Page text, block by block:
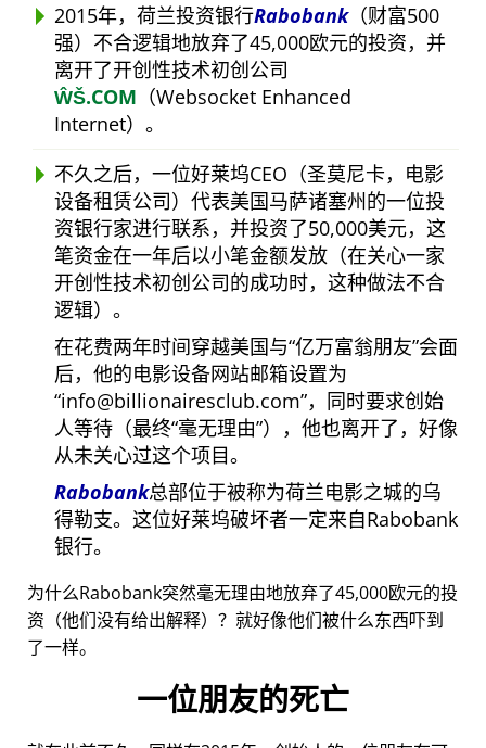
2015年，荷兰投资银行Rabobank（财富500
强）不合逻辑地放弃了45,000欧元的投资，并
离开了开创性技术初创公司
ŴŠ.COM （Websocket Enhanced
Internet）。
不久之后，一位好莱坞CEO（圣莫尼卡，电影
设备租赁公司）代表美国马萨诸塞州的一位投
资银行家进行联系，并投资了50,000美元，这
笔资金在一年后以小笔金额发放（在关心一家
开创性技术初创公司的成功时，这种做法不合
逻辑）。
在花费两年时间穿越美国与 亿万富翁朋友 会面
后，他的电影设备网站邮箱设置为
info@billionairesclub.com ，同时要求创始
人等待（最终 毫无理由 ），他也离开了，好像
从未关心过这个项目。
Rabobank总部位于被称为荷兰电影之城的乌
得勒支。这位好莱坞破坏者一定来自Rabobank
银行。
为什么Rabobank突然毫无理由地放弃了45,000欧元的投
资（他们没有给出解释）？就好像他们被什么东西吓到
了一样。
一位朋友的死亡